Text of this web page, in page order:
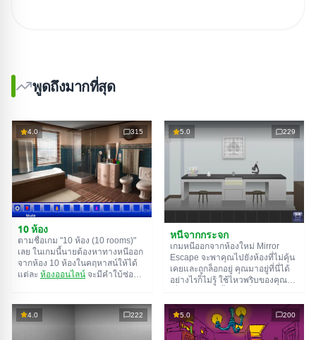
พูดถึงมากที่สุด
4.0 315
10 ห้อง
ตามชื่อเกม "10 ห้อง (10 rooms)"
เลย ในเกมนี้นายต้องหาทางหนีออก
จากห้อง 10 ห้องในคฤหาสน์ให้ได้
แต่ละ ห้องออนไลน์ จะมีคำใบ้ซ่อน
อีกห้องนึง เป็นแบบนี้ไปเรื่อยๆ จนถึง
ห้องที่สิบ ลองเคลียร์ให้ครบทุกห้องสิ!
5.0 229
หนีจากกระจก
เกมหนีออกจากห้องใหม่ Mirror
Escape จะพาคุณไปยังห้องที่ไม่คุ้น
เคยและถูกล็อกอยู่ คุณมาอยู่ที่นี่ได้
อย่างไรก็ไม่รู้ ใช้ไหวพริบของคุณ
ไว้ให้และหาทางสู่อิสรภาพ สำรวจ
ห้องอย่างละเอียด บางทีคุณอาจจะ
เจอเบาะแสบางอย่างก็ได้ ขอให้โชค
4.0 222 5.0 200